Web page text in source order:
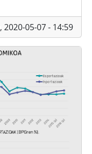
2020-05-07 - 14:59